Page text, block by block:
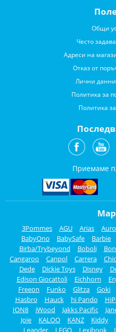
Общи
Често
Адреси на
Отказ от
Лични данни
Политика за
Политика
Приемаме
3Pommes AGU Arias
BabyOno
BabySafe Barbie
Birba/Trybeyond
Boboli
Cangaroo
Canpol Carrera
Dede
Dickie Toys Disney
Edison Giocattoli
Eichhorn
Freeon
Funko Glitza Goki
Hasbro
Hauck hi Pando
ION8
iWood Jakks Pacific
Joie
KALOO KANZ Kiddy
Leander
LEGO Lexibook